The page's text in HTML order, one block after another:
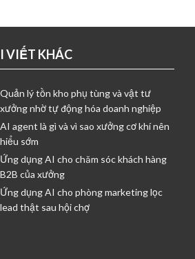
VIẾT KHÁC
Quản lý tồn kho phụ tùng và vật tư
xưởng nhờ tự động hóa doanh nghiệp
AI agent là gì và vì sao xưởng cơ khí nên
hiểu sớm
Ứng dụng AI cho chăm sóc khách hàng
B2B của xưởng
Ứng dụng AI cho phòng marketing lọc
lead thật sau hội chợ